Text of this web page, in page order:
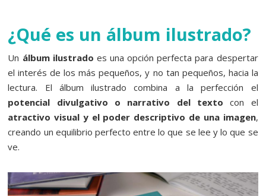
¿Qué es un álbum ilustrado?
Un álbum ilustrado es una opción perfecta para despertar
el interés de los más pequeños, y no tan pequeños, hacia la
lectura. El álbum ilustrado combina a la perfección el
potencial divulgativo o narrativo del texto con el
atractivo visual y el poder descriptivo de una imagen,
creando un equilibrio perfecto entre lo que se lee y lo que se
ve.